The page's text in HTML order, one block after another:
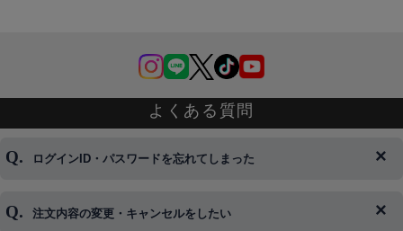
よくある質問
ログインID・パスワードを忘れてしまった
◆下記ページより、ログインIDの変更が可能です。
注文内容の変更・キャンセルをしたい